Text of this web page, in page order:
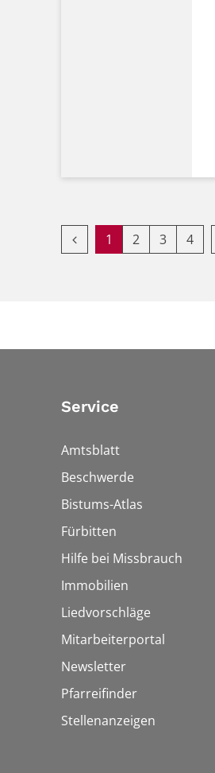
Vorherige Seite
1 2 3 4
Service
Amtsblatt
Beschwerde
Bistums-Atlas
Fürbitten
Hilfe bei Missbrauch
Immobilien
Liedvorschläge
Mitarbeiterportal
Newsletter
Pfarreifinder
Stellenanzeigen